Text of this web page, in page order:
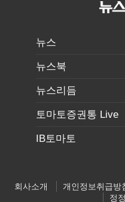
뉴스
뉴스북
뉴스리듬
토마토증권통 Live
IB토마토
회사소개 개인정보취급방
정